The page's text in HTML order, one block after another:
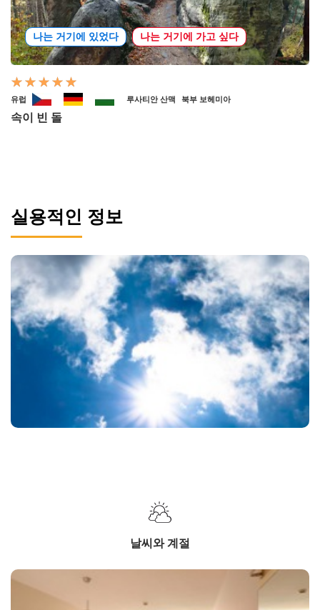
나는 거기에 있었다 나는 거기에 가고 싶다
유럽 루사티안 산맥 북부 보헤미아
속이 빈 돌
실용적인 정보
날씨와 계절